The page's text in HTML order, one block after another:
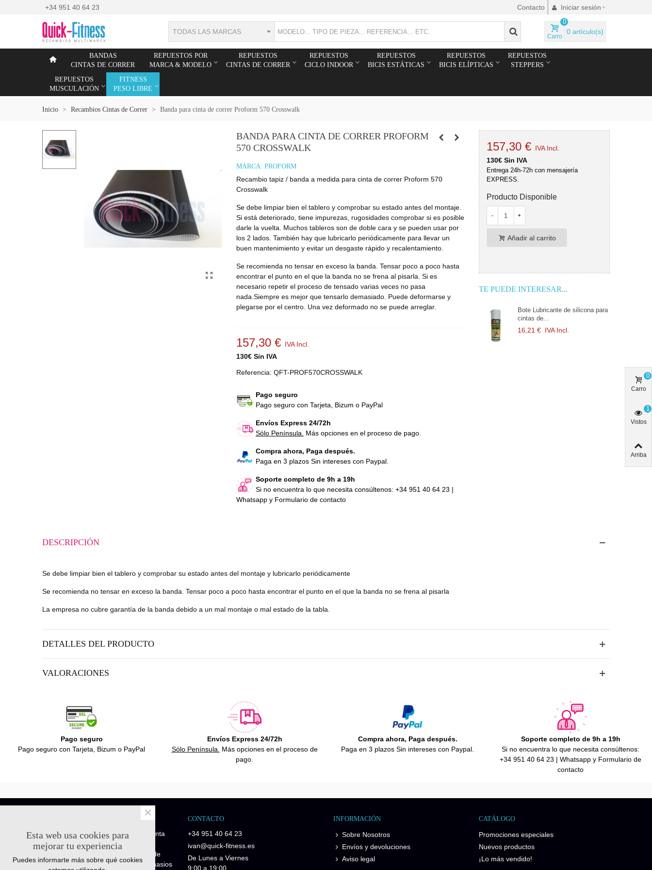
+34 951 40 64 23 Contacto Iniciar sesión
TODAS LAS MARCAS
Carro
0
0 artículo(s)
BANDAS
CINTAS DE CORRER
REPUESTOS POR
MARCA & MODELO
REPUESTOS
CINTAS DE CORRER
REPUESTOS
CICLO INDOOR
REPUESTOS
BICIS ESTÁTICAS
REPUESTOS
BICIS ELÍPTICAS
REPUESTOS
STEPPERS
REPUESTOS
MUSCULACIÓN
FITNESS
PESO LIBRE
Inicio > Recambios Cintas de Correr > Banda para cinta de correr Proform 570 Crosswalk
BANDA PARA CINTA DE CORRER PROFORM
570 CROSSWALK
MARCA: PROFORM
Recambio tapiz / banda a medida para cinta de correr Proform 570
Crosswalk
Se debe limpiar bien el tablero y comprobar su estado antes del montaje.
Si está deteriorado, tiene impurezas, rugosidades comprobar si es posible
darle la vuelta. Muchos tableros son de doble cara y se pueden usar por
los 2 lados. También hay que lubricarlo periódicamente para llevar un
buen mantenimiento y evitar un desgaste rápido y recalentamiento.
Se recomienda no tensar en exceso la banda. Tensar poco a poco hasta
encontrar el punto en el que la banda no se frena al pisarla. Si es
necesario repetir el proceso de tensado varias veces no pasa
nada.Siempre es mejor que tensarlo demasiado. Puede deformarse y
plegarse por el centro. Una vez deformado no se puede arreglar.
157,30 € IVA Incl.
130€ Sin IVA
Referencia: QFT-PROF570CROSSWALK
Pago seguro
Pago seguro con Tarjeta, Bizum o PayPal
Envíos Express 24/72h
Sólo Península.
Más opciones en el proceso de pago.
Compra ahora, Paga después.
Paga en 3 plazos Sin intereses con Paypal.
Soporte completo de 9h a 19h
Si no encuentra lo que necesita consúltenos: +34 951 40 64 23 |
Whatsapp y Formulario de contacto
157,30 € IVA Incl.
130€ Sin IVA
Entrega 24h-72h con mensajería
EXPRESS.
Producto Disponible
- +
Añadir al carrito
TE PUEDE INTERESAR...
Bote Lubricante de silicona para
cintas de...
16,21 € IVA Incl.
DESCRIPCIÓN
Se debe limpiar bien el tablero y comprobar su estado antes del montaje y lubricarlo periódicamente
Se recomienda no tensar en exceso la banda. Tensar poco a poco hasta encontrar el punto en el que la banda no se frena al pisarla
La empresa no cubre garantía de la banda debido a un mal montaje o mal estado de la tabla.
DETALLES DEL PRODUCTO
VALORACIONES
Pago seguro
Pago seguro con Tarjeta, Bizum o PayPal
Envíos Express 24/72h
Sólo Península.
Más opciones en el proceso de
pago.
Compra ahora, Paga después.
Paga en 3 plazos Sin intereses con Paypal.
Soporte completo de 9h a 19h
Si no encuentra lo que necesita consúltenos:
+34 951 40 64 23 | Whatsapp y Formulario de
contacto
Quick-Fitness es una empresa de venta
de recambios y repuestos fitness.
Disponemos de piezas de repuesto de
maquinaria profesional para los gimnasios
CONTACTO
+34 951 40 64 23
ivan@quick-fitness.es
De Lunes a Viernes
9:00 a 19:00
INFORMACIÓN
Sobre Nosotros
Envíos y devoluciones
Aviso legal
CATÁLOGO
Promociones especiales
Nuevos productos
¡Lo más vendido!
Carro
0
Vistos
1
Arriba
Esta web usa cookies para
mejorar tu experiencia
Puedes informarte más sobre qué cookies
×